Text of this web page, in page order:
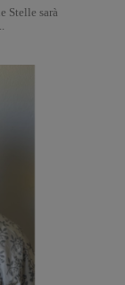
Stelle sarà